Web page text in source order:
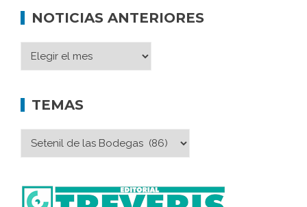
NOTICIAS ANTERIORES
TEMAS